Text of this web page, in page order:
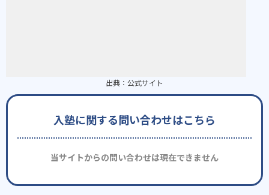
出典： 公式サイト
入塾に関する問い合わせはこちら
当サイトからの問い合わせは現在できません